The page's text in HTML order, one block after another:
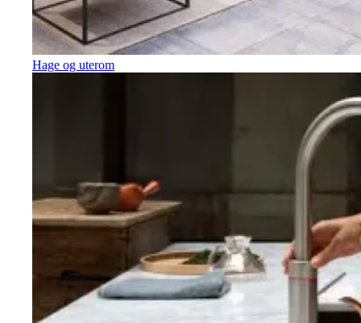
Hage og uterom